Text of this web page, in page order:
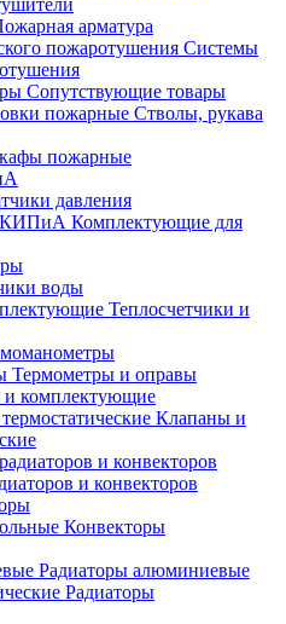
арматура
Системы
Сопутствующие товары
Стволы, рукава
пожарные
давления
Комплектующие для
воды
Теплосчетчики и
Термометры и оправы
и комплектующие
Клапаны и
и конвекторов
Конвекторы
Радиаторы алюминиевые
Радиаторы